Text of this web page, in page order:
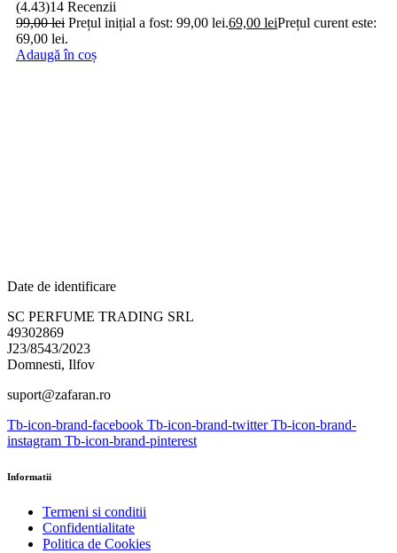
(4.43)14 Recenzii
99,00lei Prețul inițial a fost: 99,00 lei.69,00 leiPrețul curent este:
69,00 lei.
Adaugă în coș
Date de identificare
SC PERFUME TRADING SRL
49302869
J23/8543/2023
Domnesti, Ilfov
suport@zafaran.ro
Tb-icon-brand-facebook Tb-icon-brand-twitter Tb-icon-brand-
instagram Tb-icon-brand-pinterest
Informatii
Termeni si conditii
Confidentialitate
Politica de Cookies